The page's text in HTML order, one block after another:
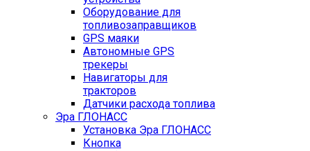
Оборудование для
топливозаправщиков
GPS маяки
Автономные GPS
трекеры
Навигаторы для
тракторов
Датчики расхода топлива
Эра ГЛОНАСС
Установка Эра ГЛОНАСС
Кнопка